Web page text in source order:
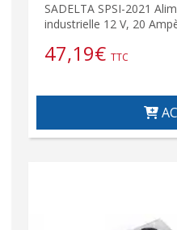
SADELTA SPSI-2021
industrielle 12 V, 20
47,19€ TTC